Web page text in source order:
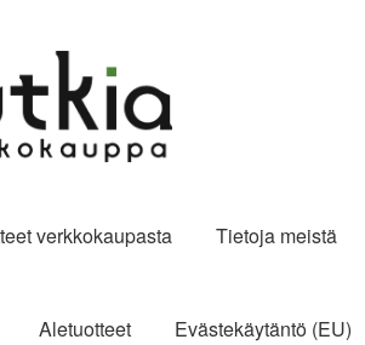
verkkokaupasta Tietoja meistä
Aletuotteet Evästekäytäntö (EU)